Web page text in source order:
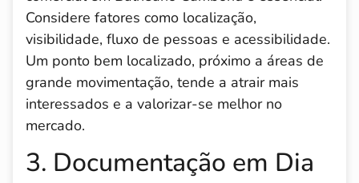
Considere fatores como localização,
visibilidade, fluxo de pessoas e acessibilidade.
Um ponto bem localizado, próximo a áreas de
grande movimentação, tende a atrair mais
interessados e a valorizar-se melhor no
mercado.
3. Documentação em Dia